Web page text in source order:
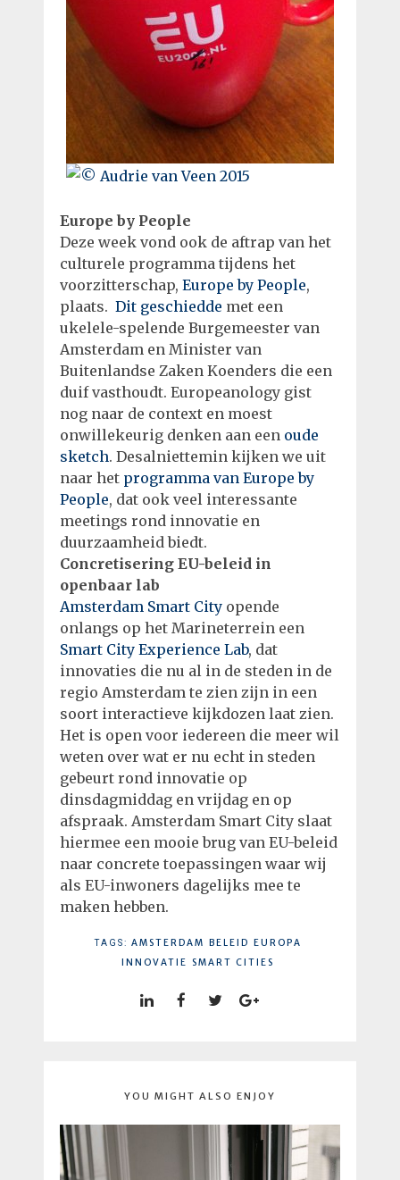
Europe by People
Deze week vond ook de aftrap van het
culturele programma tijdens het
voorzitterschap, Europe by People,
plaats. Dit geschiedde met een
ukelele-spelende Burgemeester van
Amsterdam en Minister van
Buitenlandse Zaken Koenders die een
duif vasthoudt. Europeanology gist
nog naar de context en moest
onwillekeurig denken aan een oude
sketch. Desalniettemin kijken we uit
naar het programma van Europe by
People, dat ook veel interessante
meetings rond innovatie en
duurzaamheid biedt.
Concretisering EU-beleid in
openbaar lab
Amsterdam Smart City opende
onlangs op het Marineterrein een
Smart City Experience Lab, dat
innovaties die nu al in de steden in de
regio Amsterdam te zien zijn in een
soort interactieve kijkdozen laat zien.
Het is open voor iedereen die meer wil
weten over wat er nu echt in steden
gebeurt rond innovatie op
dinsdagmiddag en vrijdag en op
afspraak. Amsterdam Smart City slaat
hiermee een mooie brug van EU-beleid
naar concrete toepassingen waar wij
als EU-inwoners dagelijks mee te
maken hebben.
TAGS: AMSTERDAM BELEID EUROPA
INNOVATIE
SMART CITIES
YOU MIGHT ALSO ENJOY